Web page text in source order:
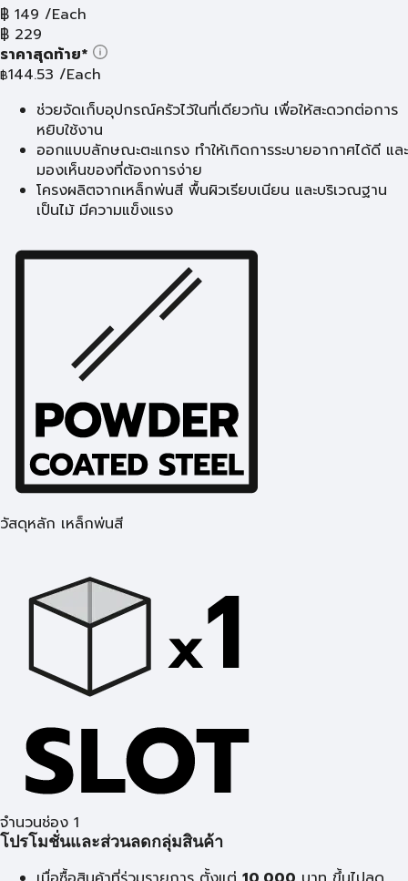
฿ 149 /Each
฿ 229
ราคาสุดท้าย*
฿144.53 /Each
ช่วยจัดเก็บอุปกรณ์ครัวไว้ในที่เดียวกัน เพื่อให้สะดวกต่อการ
หยิบใช้งาน
ออกแบบลักษณะตะแกรง ทำให้เกิดการระบายอากาศได้ดี และ
มองเห็นของที่ต้องการง่าย
โครงผลิตจากเหล็กพ่นสี พื้นผิวเรียบเนียน และบริเวณฐาน
เป็นไม้ มีความแข็งแรง
วัสดุหลัก เหล็กพ่นสี
จำนวนช่อง 1
โปรโมชั่นและส่วนลดกลุ่มสินค้า